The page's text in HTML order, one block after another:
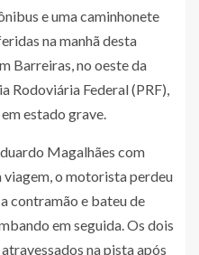
e uma caminhonete
na manhã desta
Barreiras, no oeste da
Rodoviária Federal (PRF),
estado grave.
Magalhães com
viagem, o motorista perdeu
contramão e bateu de
em seguida. Os dois
na pista após